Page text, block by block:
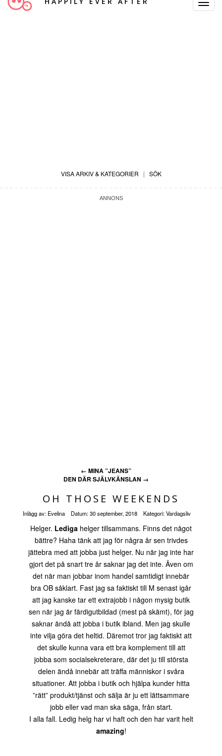
Toggle
VISA ARKIV & KATEGORIER | SÖK
← MINA ”JEANS”
DEN DÄR SJÄLVKÄNSLAN →
OH THOSE WEEKENDS
Inlägg av: Evelina Datum:30 september, 2018 Kategori:Vardagsliv
Helger. Lediga helger tillsammans. Finns det något
bättre? Haha tänk att jag för några år sen trivdes
jättebra med att jobba just helger. Nu när jag inte har
gjort det på snart tre år saknar jag det inte. Även om
det när man jobbar inom handel samtidigt innebär
bra OB såklart. Fast jag sa faktiskt till M senast igår
att jag kanske tar ett extrajobb i någon mysig butik
sen när jag är färdigutbildad (mest på skämt), för jag
saknar ändå att jobba i butik ibland. Men jag skulle
inte vilja göra det heltid. Däremot tror jag faktiskt att
det skulle kunna vara ett bra komplement till att
jobba som socialsekreterare, där det ju till största
delen ändå innebär att träffa människor i svåra
situationer. Att jobba i butik och hjälpa kunder hitta
”rätt” produkt/tjänst och sälja är ju ett lättsammare
jobb eller vad man ska säga, från start.
I alla fall. Ledig helg har vi haft och den har varit helt
amazing!